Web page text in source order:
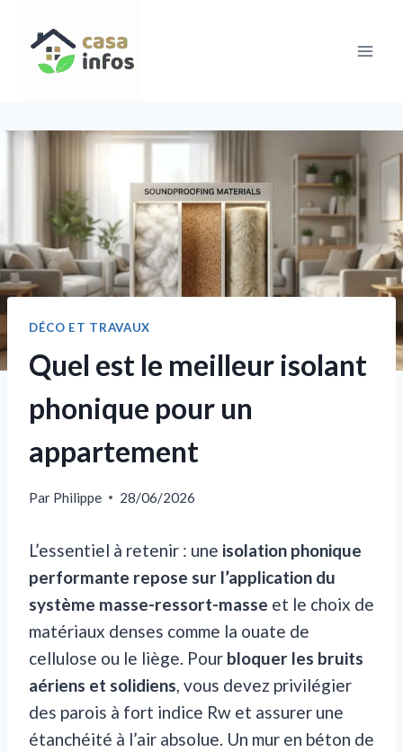
contenu
DÉCO ET TRAVAUX
Quel est le meilleur isolant
phonique pour un
appartement
Par Philippe 28/06/2026
L’essentiel à retenir : une isolation phonique
performante repose sur l’application du
système masse-ressort-masse et le choix de
matériaux denses comme la ouate de
cellulose ou le liège. Pour bloquer les bruits
aériens et solidiens, vous devez privilégier
des parois à fort indice Rw et assurer une
étanchéité à l’air absolue. Un mur en béton de